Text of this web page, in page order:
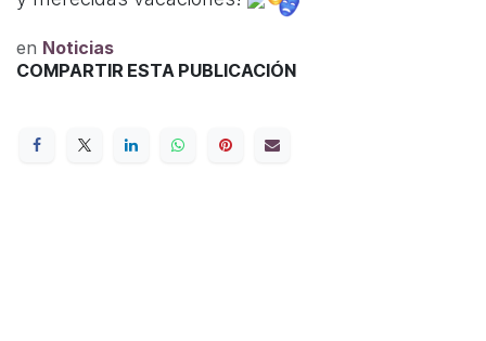
en Noticias
COMPARTIR ESTA PUBLICACIÓN